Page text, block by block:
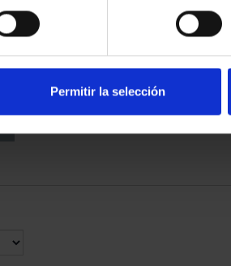
Permitir la selección